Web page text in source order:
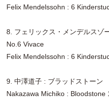
Felix Mendelssohn : 6
8. フェリックス・メンデルス
No.6 Vivace
Felix Mendelssohn : 6
9. 中澤道子 : ブラッドストーン
Nakazawa Michiko : Bloodstone